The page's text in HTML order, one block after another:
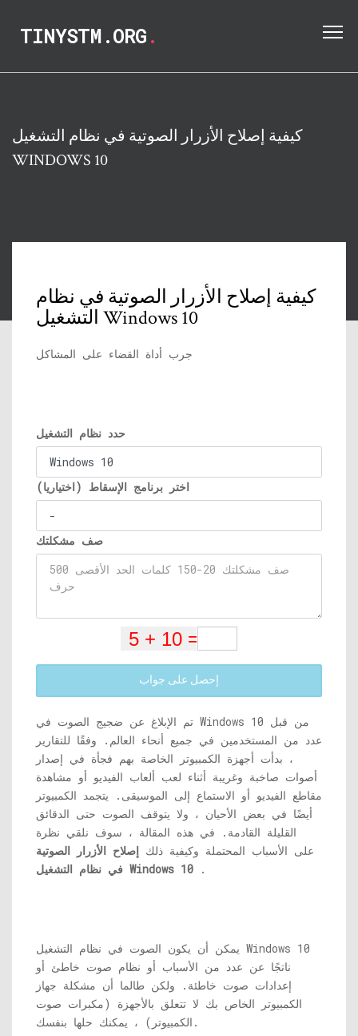
TINYSTM.ORG.
كيفية إصلاح الأزرار الصوتية في نظام التشغيل
WINDOWS 10
كيفية إصلاح الأزرار الصوتية في نظام
التشغيل Windows 10
جرب أداة القضاء على المشاكل
حدد نظام التشغيل
اختر برنامج الإسقاط (اختياريا)
صف مشكلتك
إحصل على جواب
تم الإبلاغ عن ضجيج الصوت في Windows 10 من قبل
عدد من المستخدمين في جميع أنحاء العالم. وفقًا للتقارير
، بدأت أجهزة الكمبيوتر الخاصة بهم فجأة في إصدار
أصوات صاخبة وغريبة أثناء لعب ألعاب الفيديو أو مشاهدة
مقاطع الفيديو أو الاستماع إلى الموسيقى. يتجمد الكمبيوتر
أيضًا في بعض الأحيان ، ولا يتوقف الصوت حتى الدقائق
القليلة القادمة. في هذه المقالة ، سوف نلقي نظرة
على الأسباب المحتملة وكيفية ذلك إصلاح الأزرار الصوتية
في نظام التشغيل Windows 10 .
يمكن أن يكون الصوت في نظام التشغيل Windows 10
ناتجًا عن عدد من الأسباب أو نظام صوت خاطئ أو
إعدادات صوت خاطئة. ولكن طالما أن مشكلة جهاز
الكمبيوتر الخاص بك لا تتعلق بالأجهزة (مكبرات صوت
الكمبيوتر) ، يمكنك حلها بنفسك.